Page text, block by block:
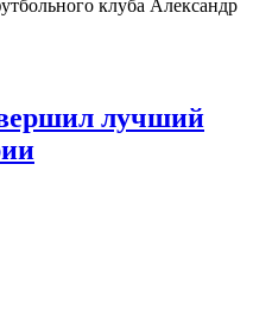
клуба Александр
лучший